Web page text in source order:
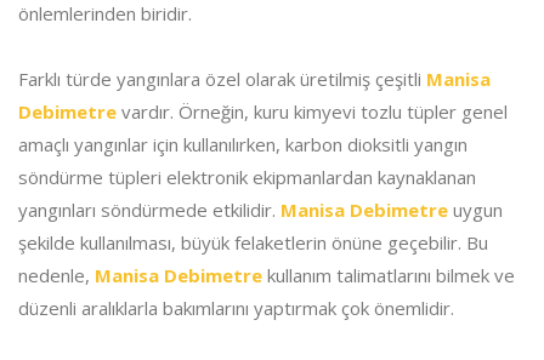
önlemlerinden biridir.
Farklı türde yangınlara özel olarak üretilmiş çeşitli Manisa
Debimetre vardır. Örneğin, kuru kimyevi tozlu tüpler genel
amaçlı yangınlar için kullanılırken, karbon dioksitli yangın
söndürme tüpleri elektronik ekipmanlardan kaynaklanan
yangınları söndürmede etkilidir. Manisa Debimetre uygun
şekilde kullanılması, büyük felaketlerin önüne geçebilir. Bu
nedenle, Manisa Debimetre kullanım talimatlarını bilmek ve
düzenli aralıklarla bakımlarını yaptırmak çok önemlidir.